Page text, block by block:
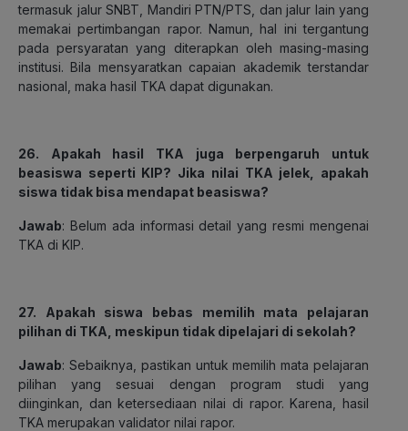
termasuk jalur SNBT, Mandiri PTN/PTS, dan jalur lain yang
memakai pertimbangan rapor. Namun, hal ini tergantung
pada persyaratan yang diterapkan oleh masing-masing
institusi. Bila mensyaratkan capaian akademik terstandar
nasional, maka hasil TKA dapat digunakan.
26. Apakah hasil TKA juga berpengaruh untuk
beasiswa seperti KIP? Jika nilai TKA jelek, apakah
siswa tidak bisa mendapat beasiswa?
Jawab: Belum ada informasi detail yang resmi mengenai
TKA di KIP.
27. Apakah siswa bebas memilih mata pelajaran
pilihan di TKA, meskipun tidak dipelajari di sekolah?
Jawab: Sebaiknya, pastikan untuk memilih mata pelajaran
pilihan yang sesuai dengan program studi yang
diinginkan, dan ketersediaan nilai di rapor. Karena, hasil
TKA merupakan validator nilai rapor.